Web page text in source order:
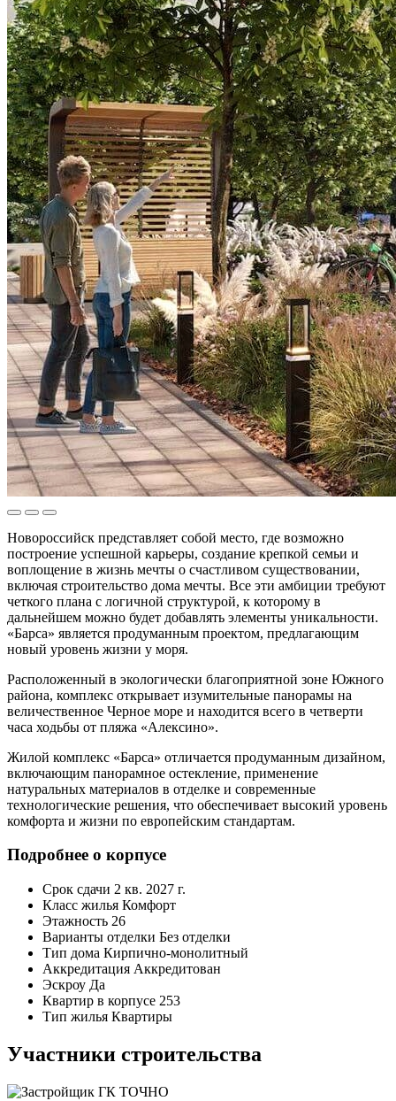
Новороссийск представляет собой место, где возможно
построение успешной карьеры, создание крепкой семьи и
воплощение в жизнь мечты о счастливом существовании,
включая строительство дома мечты. Все эти амбиции требуют
четкого плана с логичной структурой, к которому в
дальнейшем можно будет добавлять элементы уникальности.
«Барса» является продуманным проектом, предлагающим
новый уровень жизни у моря.
Расположенный в экологически благоприятной зоне Южного
района, комплекс открывает изумительные панорамы на
величественное Черное море и находится всего в четверти
часа ходьбы от пляжа «Алексино».
Жилой комплекс «Барса» отличается продуманным дизайном,
включающим панорамное остекление, применение
натуральных материалов в отделке и современные
технологические решения, что обеспечивает высокий уровень
комфорта и жизни по европейским стандартам.
Подробнее о корпусе
Срок сдачи 2 кв. 2027 г.
Класс жилья Комфорт
Этажность 26
Варианты отделки Без отделки
Тип дома Кирпично-монолитный
Аккредитация Аккредитован
Эскроу Да
Квартир в корпусе 253
Тип жилья Квартиры
Участники строительства